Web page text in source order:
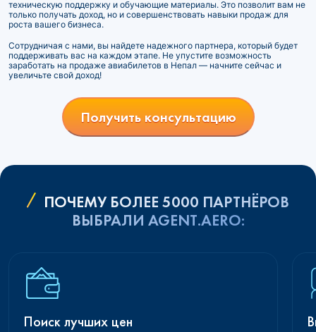
техническую поддержку и обучающие материалы. Это позволит вам не
только получать доход, но и совершенствовать навыки продаж для
роста вашего бизнеса.
Сотрудничая с нами, вы найдете надежного партнера, который будет
поддерживать вас на каждом этапе. Не упустите возможность
заработать на продаже авиабилетов в Непал — начните сейчас и
увеличьте свой доход!
Получить консультацию
ПОЧЕМУ БОЛЕЕ 5000 ПАРТНЁРОВ
ВЫБРАЛИ AGENT.AERO:
Поиск лучших цен